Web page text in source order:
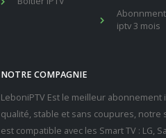
Abonnment
iptv 3 mois
NOTRE COMPAGNIE
LeboniPTV Est le meilleur
qualité, stable et sans coupures, notre
est compatible avec les Smart TV : LG,